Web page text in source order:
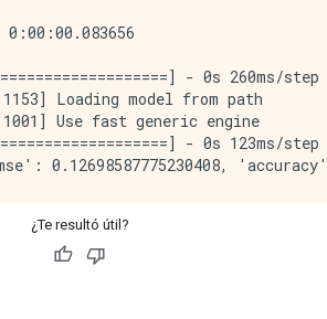
- 0s 260ms/step
Loading model from path
Use fast generic engine
- 0s
¿Te resultó útil?